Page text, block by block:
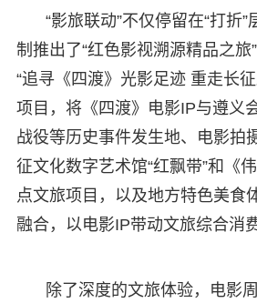
“影旅联动”不仅停留在“打折
制推出了“红色影视溯源精品之旅
“追寻《四渡》光影足迹 重走长
项目，将《四渡》电影IP与遵义
战役等历史事件发生地、电影拍
征文化数字艺术馆“红飘带”和《
点文旅项目，以及地方特色美食
融合，以电影IP带动文旅综合消费
除了深度的文旅体验，电影